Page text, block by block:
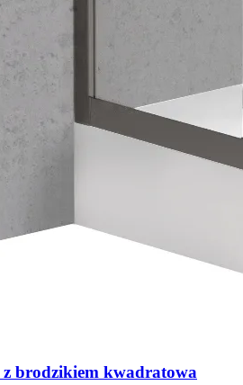
brodzikiem kwadratowa